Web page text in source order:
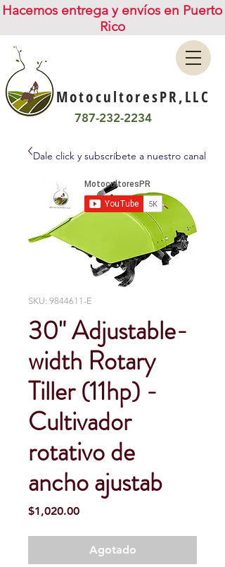
Hacemos entrega y envíos en Puerto
Rico
MotocultoresPR,LLC
787-232-2234
Dale click y subscríbete a nuestro canal
SKU: 9844611-E
30" Adjustable-
width Rotary
Tiller (11hp) -
Cultivador
rotativo de
ancho ajustab
$1,020.00Precio
Agotado